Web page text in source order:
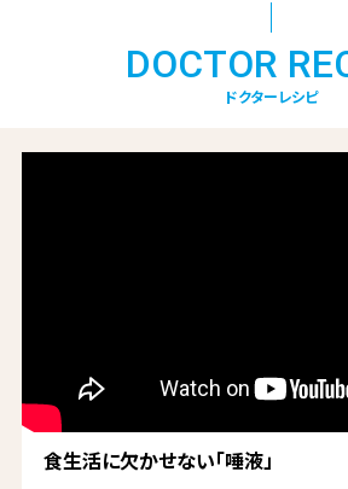
DOCTOR
ドクターレシピ
食生活に欠かせない「唾液」